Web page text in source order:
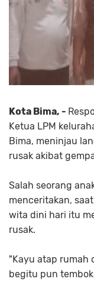
Kota Bima, -
Ketua LPM
Bima, meninjau
rusak akibat
Salah seorang
menceritakan,
wita dini hari itu
rusak.
"Kayu atap rumah
begitu pun